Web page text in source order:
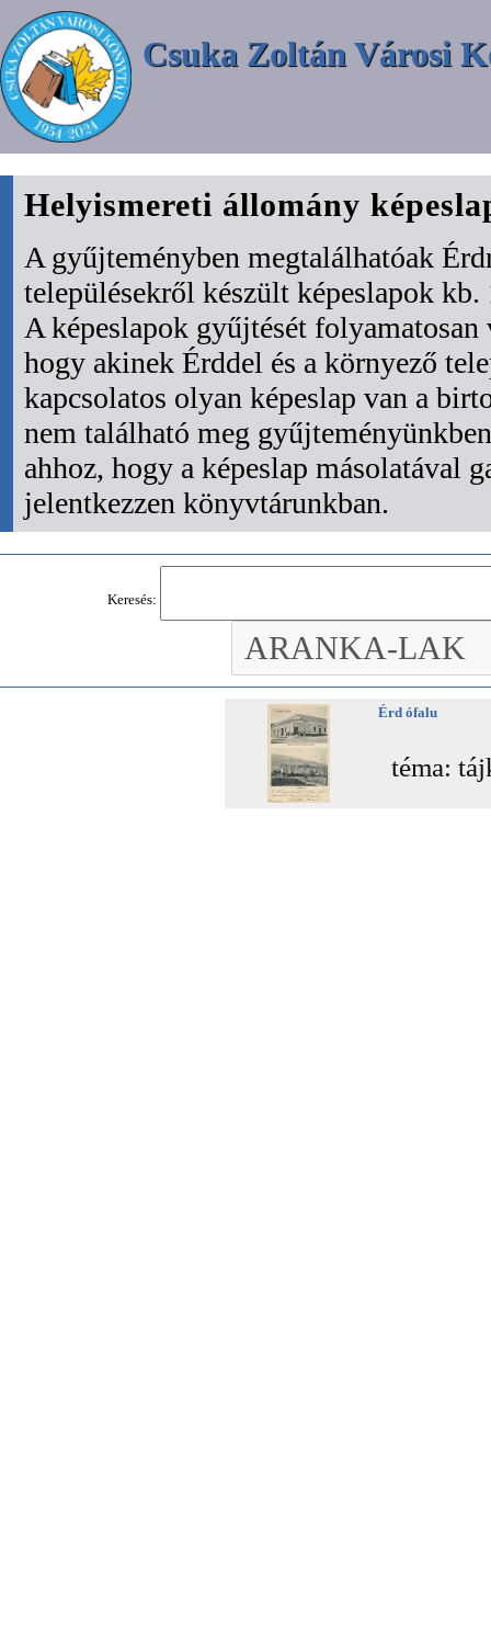
Csuka Zoltán Városi
Helyismereti állomány
A gyűjteményben megtalálhatóak
településekről készült képeslapok
A képeslapok gyűjtését
hogy akinek Érddel és a környező
kapcsolatos olyan képeslap van a
nem található meg
ahhoz, hogy a képeslap másolatával
jelentkezzen könyvtárunkban.
Keresés:
Érd ófalu
téma: